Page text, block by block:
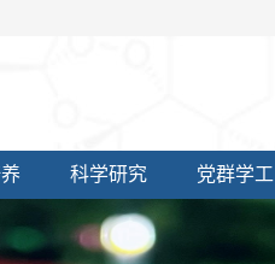
科学研究 党群学工